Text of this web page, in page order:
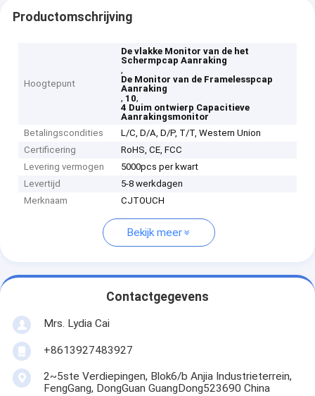
Productomschrijving
Hoogtepunt
De vlakke Monitor van de het
Schermpcap Aanraking
,
De Monitor van de Framelesspcap
Aanraking
, 10,
4 Duim ontwierp Capacitieve
Aanrakingsmonitor
Betalingscondities
L/C, D/A, D/P, T/T, Western Union
Certificering
RoHS, CE, FCC
Levering vermogen
5000pcs per kwart
Levertijd
5-8 werkdagen
Merknaam
CJTOUCH
Bekijk meer
Contactgegevens
Mrs. Lydia Cai
+8613927483927
2~5ste Verdiepingen, Blok6/b Anjia Industrieterrein,
FengGang, DongGuan GuangDong523690 China